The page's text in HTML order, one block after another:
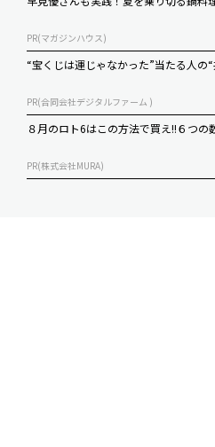
PR(マガジンハウス)
“宝くじは運じゃなかった”当たる人の
PR(合同会社デジタルファーム )
８月のロト6はこの方法で買え!!６つ
PR(株式会社MURA)